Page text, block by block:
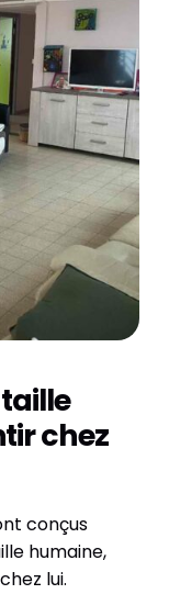
chez
conçus
humaine,
lui.